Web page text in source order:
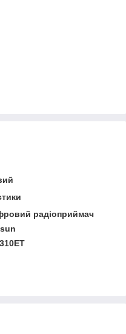
радіоприймач